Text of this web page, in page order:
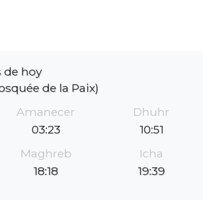
de hoy
de la Paix)
Amanecer
03:23
Dhuhr
10:51
Maghreb
18:18
Icha
19:39